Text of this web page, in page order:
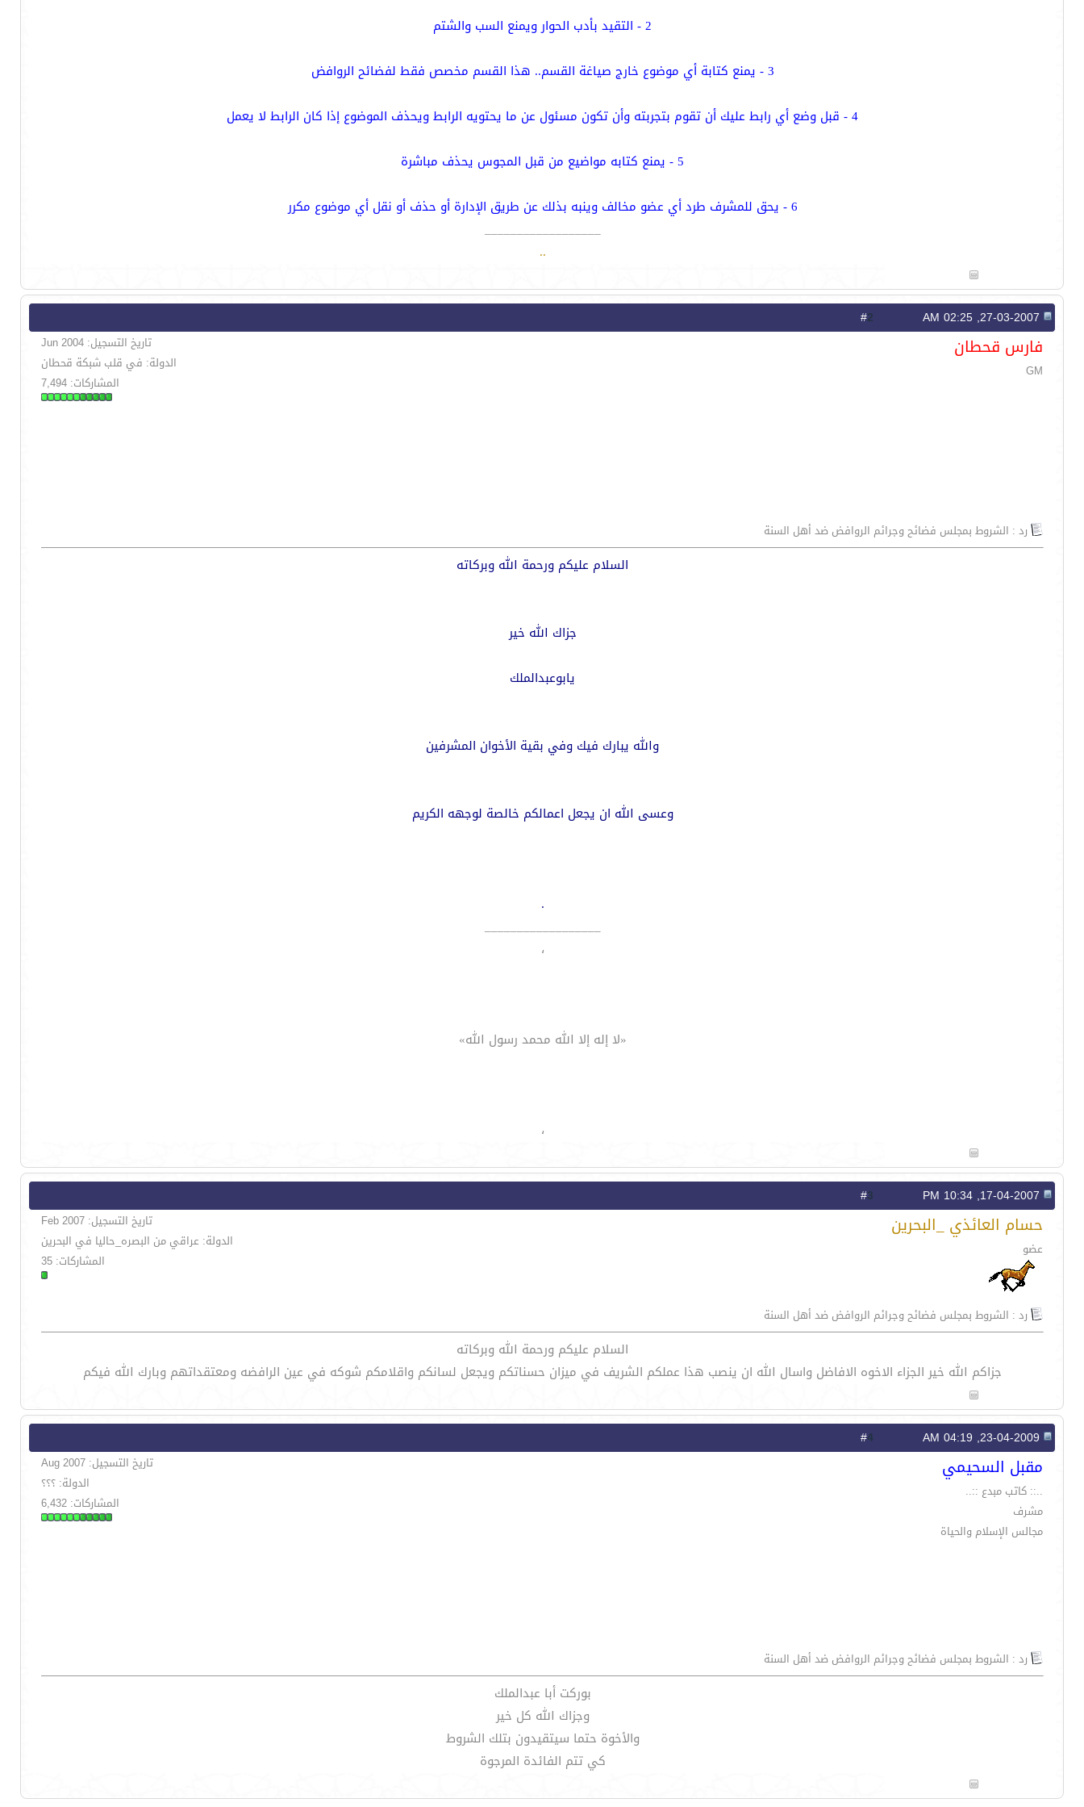
2 - التقيد بأدب الحوار ويمنع السب والشتم
3 - يمنع كتابة أي موضوع خارج صياغة القسم.. هذا القسم مخصص فقط لفضائح الروافض
4 - قبل وضع أي رابط عليك أن تقوم بتجربته وأن تكون مسئول عن ما يحتويه الرابط ويحذف الموضوع إذا كان الرابط لا يعمل
5 - يمنع كتابه مواضيع من قبل المجوس يحذف مباشرة
6 - يحق للمشرف طرد أي عضو مخالف وينبه بذلك عن طريق الإدارة أو حذف أو نقل أي موضوع مكرر
__________________
.
.
2
فارس قحطان
GM
تاريخ التسجيل: Jun 2004
الدولة: في قلب شبكة قحطان
المشاركات: 7,494
رد : الشروط بمجلس فضائح وجرائم الروافض ضد أهل السنة
السلام عليكم ورحمة الله وبركاته
جزاك الله خير
يابوعبدالملك
والله يبارك فيك وفي بقية الأخوان المشرفين
وعسى الله ان يجعل اعمالكم خالصة لوجهه الكريم
.
__________________
،
«لا إله إلا الله محمد رسول الله»
،
3
حسام العائذي _البحرين
عضو
تاريخ التسجيل: Feb 2007
الدولة: عراقي من البصره_حاليا في البحرين
المشاركات: 35
رد : الشروط بمجلس فضائح وجرائم الروافض ضد أهل السنة
السلام عليكم ورحمة الله وبركاته
جزاكم الله خير الجزاء الاخوه الافاضل واسال الله ان ينصب هذا عملكم الشريف في ميزان حسناتكم ويجعل لسانكم واقلامكم شوكه في عين الرافضه ومعتقداتهم وبارك الله فيكم
#
4
مقبل السحيمي
..:: كاتب مبدع ::..
مشرف
مجالس الإسلام والحياة
تاريخ التسجيل: Aug 2007
الدولة: ؟؟؟
المشاركات: 6,432
رد : الشروط بمجلس فضائح وجرائم الروافض ضد أهل السنة
بوركت أبا عبدالملك
وجزاك الله كل خير
والأخوة حتما سيتقيدون بتلك الشروط
كي تتم الفائدة المرجوة